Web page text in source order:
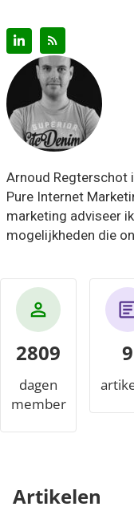
Arnoud Regterschot
Pure Internet
marketing adviseer
mogelijkheden die
2809
dagen
member
9
Artikelen